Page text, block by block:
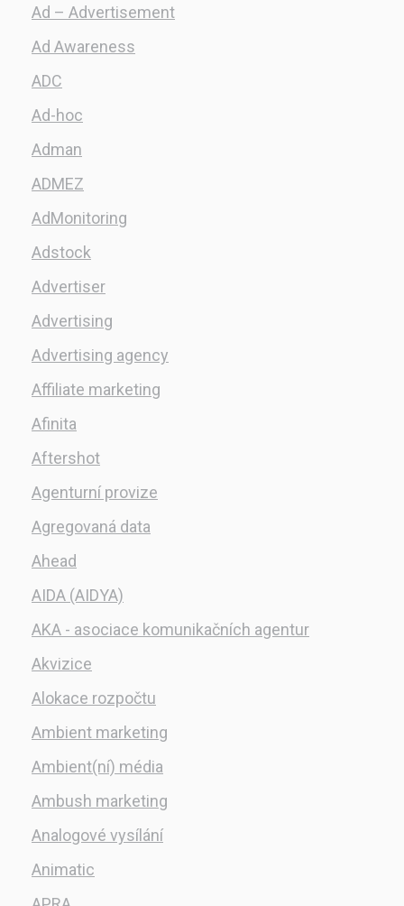
Ad – Advertisement
Ad Awareness
ADC
Ad-hoc
Adman
ADMEZ
AdMonitoring
Adstock
Advertiser
Advertising
Advertising agency
Affiliate marketing
Afinita
Aftershot
Agenturní provize
Agregovaná data
Ahead
AIDA (AIDYA)
AKA - asociace komunikačních agentur
Akvizice
Alokace rozpočtu
Ambient marketing
Ambient(ní) média
Ambush marketing
Analogové vysílání
Animatic